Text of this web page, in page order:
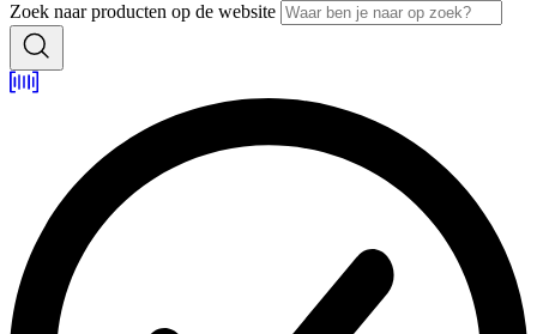
Zoek naar producten op de website